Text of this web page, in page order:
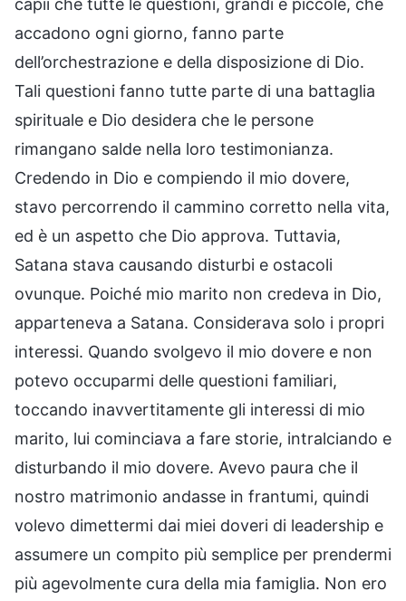
accadono ogni giorno, fanno parte
dell’orchestrazione e della disposizione di Dio.
Tali questioni fanno tutte parte di una battaglia
spirituale e Dio desidera che le persone
rimangano salde nella loro testimonianza.
Credendo in Dio e compiendo il mio dovere,
stavo percorrendo il cammino corretto nella vita,
ed è un aspetto che Dio approva. Tuttavia,
Satana stava causando disturbi e ostacoli
ovunque. Poiché mio marito non credeva in Dio,
apparteneva a Satana. Considerava solo i propri
interessi. Quando svolgevo il mio dovere e non
potevo occuparmi delle questioni familiari,
toccando inavvertitamente gli interessi di mio
marito, lui cominciava a fare storie, intralciando e
disturbando il mio dovere. Avevo paura che il
nostro matrimonio andasse in frantumi, quindi
volevo dimettermi dai miei doveri di leadership e
assumere un compito più semplice per prendermi
più agevolmente cura della mia famiglia. Non ero